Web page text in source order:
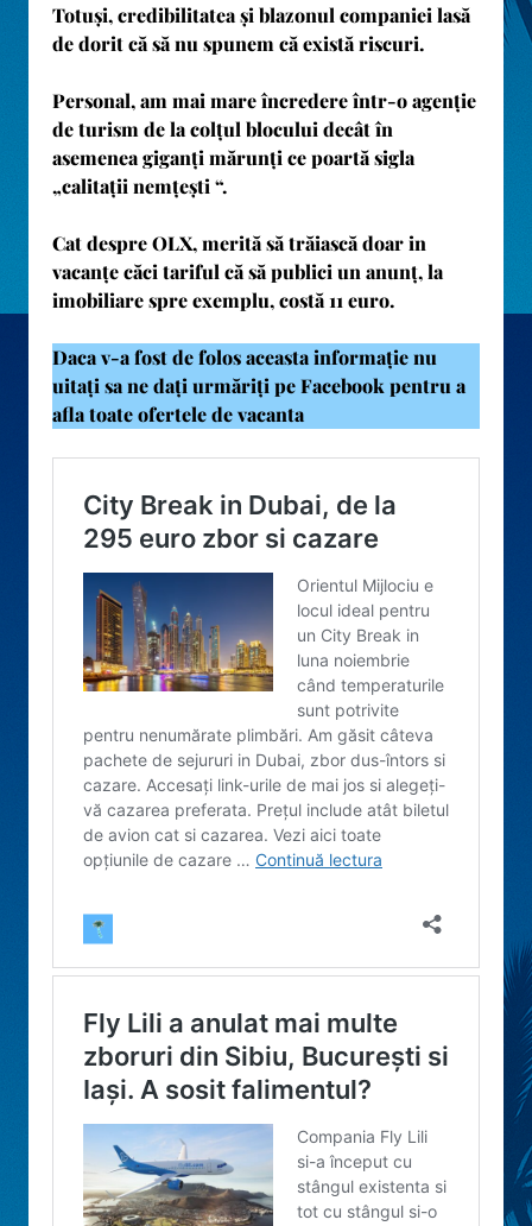
Totuși, credibilitatea și blazonul companiei lasă
de dorit că să nu spunem că există riscuri.
Personal, am mai mare încredere într-o agenție
de turism de la colțul blocului decât în
asemenea giganți mărunți ce poartă sigla
„calitații nemțești “.
Cat despre OLX, merită să trăiască doar in
vacanțe căci tariful că să publici un anunț, la
imobiliare spre exemplu, costă 11 euro.
Daca v-a fost de folos aceasta informație nu
uitați sa ne dați urmăriți pe Facebook pentru a
afla toate ofertele de vacanta